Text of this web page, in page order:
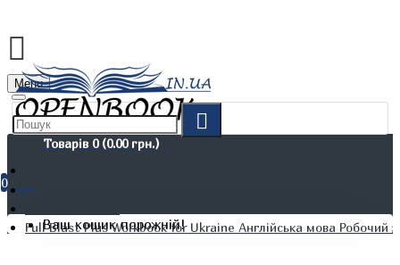
Menu
Товарів 0 (0.00 грн.)
0
Ваш кошик порожній!
Дітям. Навчання та дозвілля
Full Blast Plus Workbook for Ukraine Англійська мова Робочий